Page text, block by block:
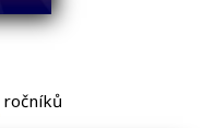
ročníků